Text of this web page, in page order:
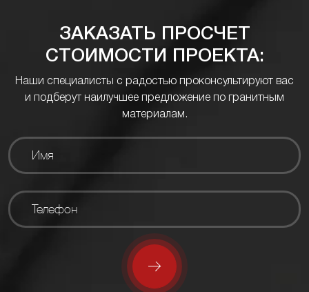
ЗАКАЗАТЬ ПРОСЧЕТ
СТОИМОСТИ ПРОЕКТА:
Наши специалисты с радостью проконсультируют вас
и подберут наилучшее предложение по гранитным
материалам.